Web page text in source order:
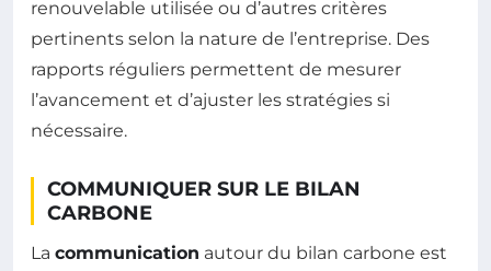
renouvelable utilisée ou d’autres critères
pertinents selon la nature de l’entreprise. Des
rapports réguliers permettent de mesurer
l’avancement et d’ajuster les stratégies si
nécessaire.
COMMUNIQUER SUR LE BILAN
CARBONE
La communication autour du bilan carbone est